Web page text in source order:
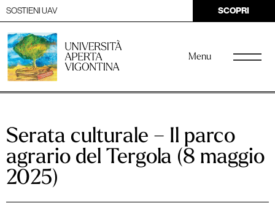
SOSTIENI UAV SCOPRI
Menu
Serata culturale – Il parco
agrario del Tergola (8 maggio
2025)